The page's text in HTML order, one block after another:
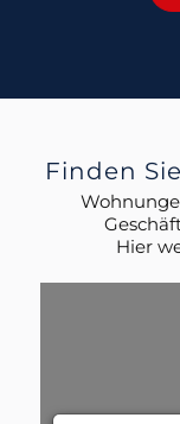
Finden
Hier